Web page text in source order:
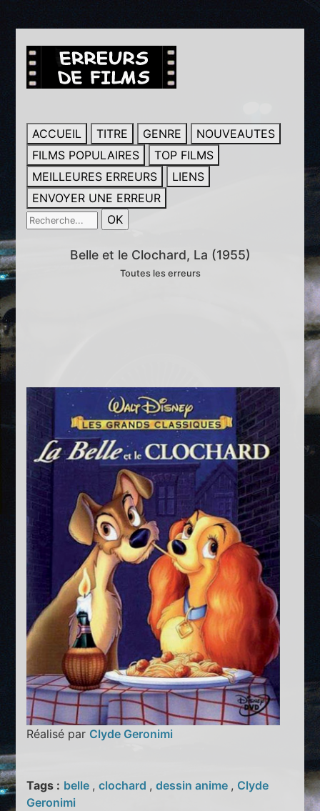
ACCUEIL TITRE GENRE
NOUVEAUTES
FILMS POPULAIRES
TOP FILMS
MEILLEURES ERREURS
LIENS
ENVOYER UNE ERREUR
Belle et le Clochard, La (1955)
Toutes les erreurs
Réalisé par Clyde Geronimi
Tags : belle ,clochard ,dessin anime , Clyde
Geronimi